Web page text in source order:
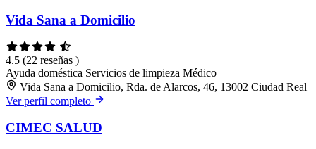
Vida Sana a Domicilio
4.5 (22 reseñas )
Ayuda doméstica Servicios de limpieza Médico
Vida Sana a Domicilio, Rda. de Alarcos, 46, 13002 Ciudad Real
Ver perfil completo
CIMEC SALUD